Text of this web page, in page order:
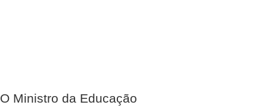
O Ministro da Educação